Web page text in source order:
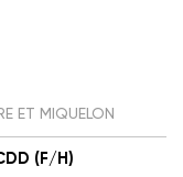
ET MIQUELON
(F/H)